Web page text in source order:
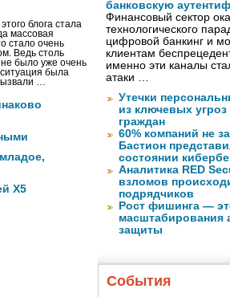
блога стала
массовая
стало очень
Ведь столь
было уже очень
была
…
X5
банковскую
Финансовый сектор
технологического
цифровой банкинг и
клиентам
именно эти каналы
атаки …
Утечки
из ключевых
граждан
60% компаний не
Бастион
состоянии
Аналитика RED
взломов
подрядчиков
Рост фишинга —
масштабирования
защиты
События